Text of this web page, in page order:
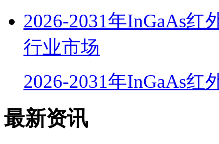
2026-2031年InGaAs
行业市场
2026-2031年InGaAs红
最新资讯